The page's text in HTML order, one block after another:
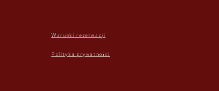
Warunki rezerwacji
Polityka prywatności